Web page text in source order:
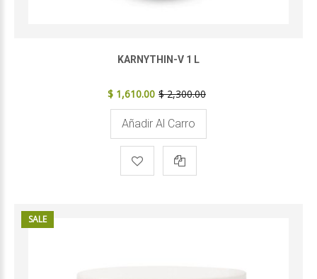
KARNYTHIN-V 1 L
$ 1,610.00 $ 2,300.00
Añadir Al Carro
SALE